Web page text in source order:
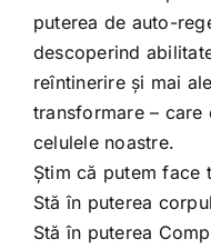
puterea de auto-
descoperind
reîntinerire și mai
transformare – care
celulele noastre.
Știm că putem face
Stă în puterea
Stă în puterea